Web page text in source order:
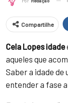
Compartilhe
Cela Lopes idade
aqueles que
Saber a idade de
entender a fase